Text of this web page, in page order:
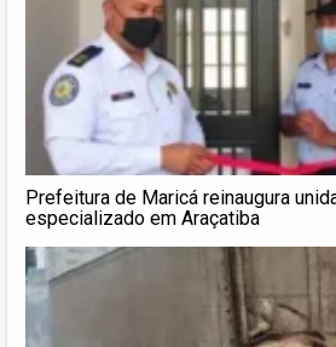
Prefeitura de Maricá reinaugura
especializado em Araçatiba